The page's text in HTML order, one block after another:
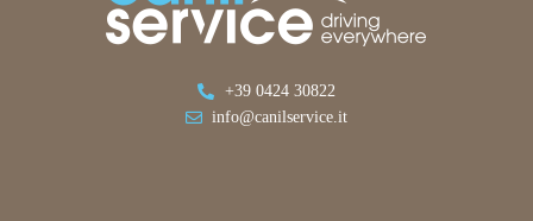
+39 0424 30822
info@canilservice.it